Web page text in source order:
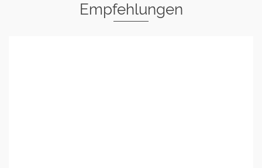
Empfehlungen